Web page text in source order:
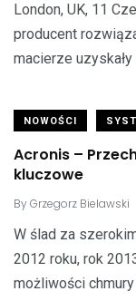
London, UK, 11
producent
macierze
NOWOŚCI
Acronis –
kluczowe
ByGrzegorz Bielawski
W ślad za
2012 roku, rok
możliwości